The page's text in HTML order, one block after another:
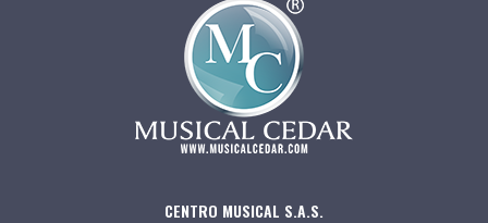
CENTRO MUSICAL S.A.S.